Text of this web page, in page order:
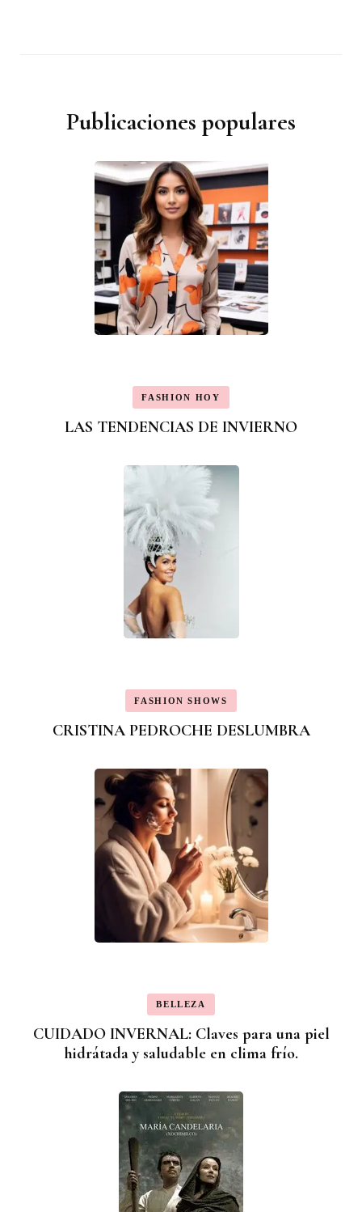
Publicaciones populares
FASHION HOY
LAS TENDENCIAS DE INVIERNO
FASHION SHOWS
CRISTINA PEDROCHE DESLUMBRA
BELLEZA
CUIDADO INVERNAL: Claves para una piel
hidrátada y saludable en clima frío.